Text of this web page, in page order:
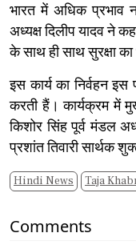
भारत में अधिक प्रभाव
अध्यक्ष दिलीप यादव ने
के साथ ही साथ सुरक्षा
इस कार्य का निर्वहन
करती हैं। कार्यक्रम में
किशोर सिंह पूर्व मंडल
प्रशांत तिवारी सार्थक
Hindi News Taja
Comments